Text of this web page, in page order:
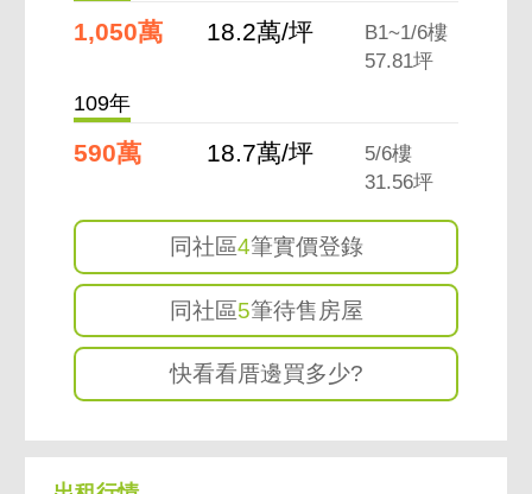
1,050萬 18.2萬/坪
B1~1/6樓
57.81坪
109年
590萬 18.7萬/坪
5/6樓
31.56坪
同社區4筆實價登錄
同社區5筆待售房屋
快看看厝邊買多少?